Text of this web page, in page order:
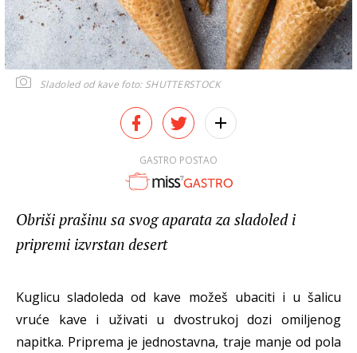
Sladoled od kave foto: SHUTTERSTOCK
GASTRO POSTAO
Obriši prašinu sa svog aparata za sladoled i
pripremi izvrstan desert
Kuglicu sladoleda od kave možeš ubaciti i u šalicu
vruće kave i uživati u dvostrukoj dozi omiljenog
napitka. Priprema je jednostavna, traje manje od pola